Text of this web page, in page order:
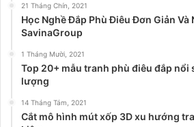
21 Tháng Chín, 2021
Học Nghề Đắp Phù Điêu Đơn Giản Và
SavinaGroup
1 Tháng Mười, 2021
Top 20+ mẫu tranh phù điêu đắp nổi
lượng
14 Tháng Tám, 2021
Cắt mô hình mút xốp 3D xu hướng